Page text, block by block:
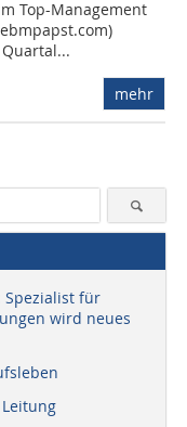
Top-Management
mehr
für
wird neues